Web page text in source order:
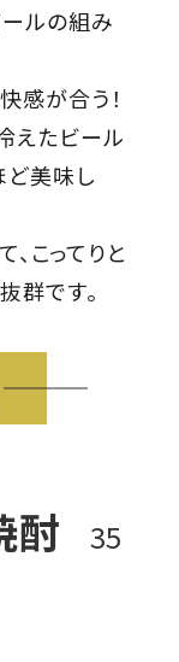
ールの組み
感が合う！
えたビール
ど美味し
こってりと
群です。
酎
35